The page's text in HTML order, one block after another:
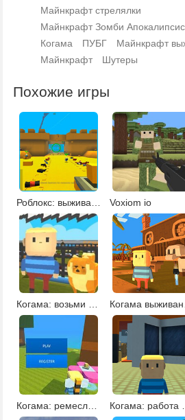
Майнкрафт стрелялки
Майнкрафт Зомби Апокалипсис
Когама
ПУБГ Майнкрафт
Майнкрафт
Шутеры
Похожие игры
Voxiom io
Когама: ремесло пчелы онлайн